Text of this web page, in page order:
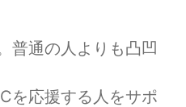
普通の人よりも凸凹
を応援する人をサポ